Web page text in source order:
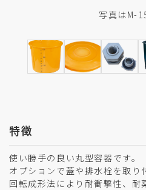
写真はM-
特徴
使い勝手の良い丸型容器です。
オプションで蓋や排水栓を取り
回転成形法により耐衝撃性、耐